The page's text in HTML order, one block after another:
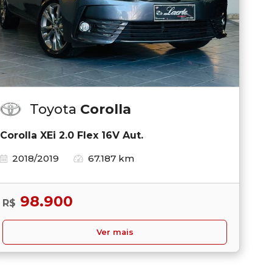
Toyota Corolla
Corolla XEi 2.0 Flex 16V Aut.
2018/2019
67.187 km
R$ 98.900
Ver mais